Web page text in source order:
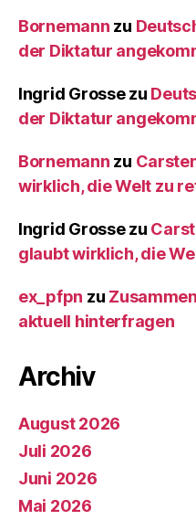
Bornemann zu
der Diktatur
Ingrid Grossezu
der Diktatur
Bornemann zu
wirklich, die Welt zu
Ingrid Grossezu
glaubt wirklich, die
ex_pfpn zu
aktuell hinterfragen
Archiv
August 2026
Juli 2026
Juni 2026
Mai 2026